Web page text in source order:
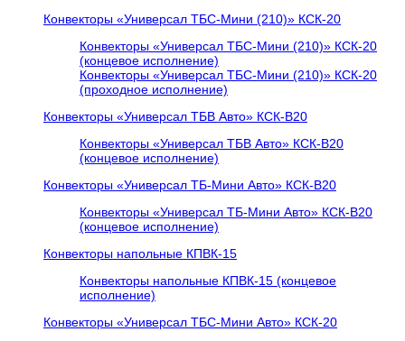
Конвекторы «Универсал ТБС-Мини (210)» КСК-20
Конвекторы «Универсал ТБС-Мини (210)» КСК-20
(концевое исполнение)
Конвекторы «Универсал ТБС-Мини (210)» КСК-20
(проходное исполнение)
Конвекторы «Универсал ТБВ Авто» КСК-В20
Конвекторы «Универсал ТБВ Авто» КСК-В20
(концевое исполнение)
Конвекторы «Универсал ТБ-Мини Авто» КСК-В20
Конвекторы «Универсал ТБ-Мини Авто» КСК-В20
(концевое исполнение)
Конвекторы напольные КПВК-15
Конвекторы напольные КПВК-15 (концевое
исполнение)
Конвекторы «Универсал ТБC-Мини Авто» КСК-20